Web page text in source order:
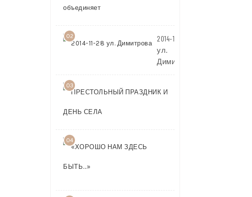
02
2014-11-28
ул.
Димитрова
03
04